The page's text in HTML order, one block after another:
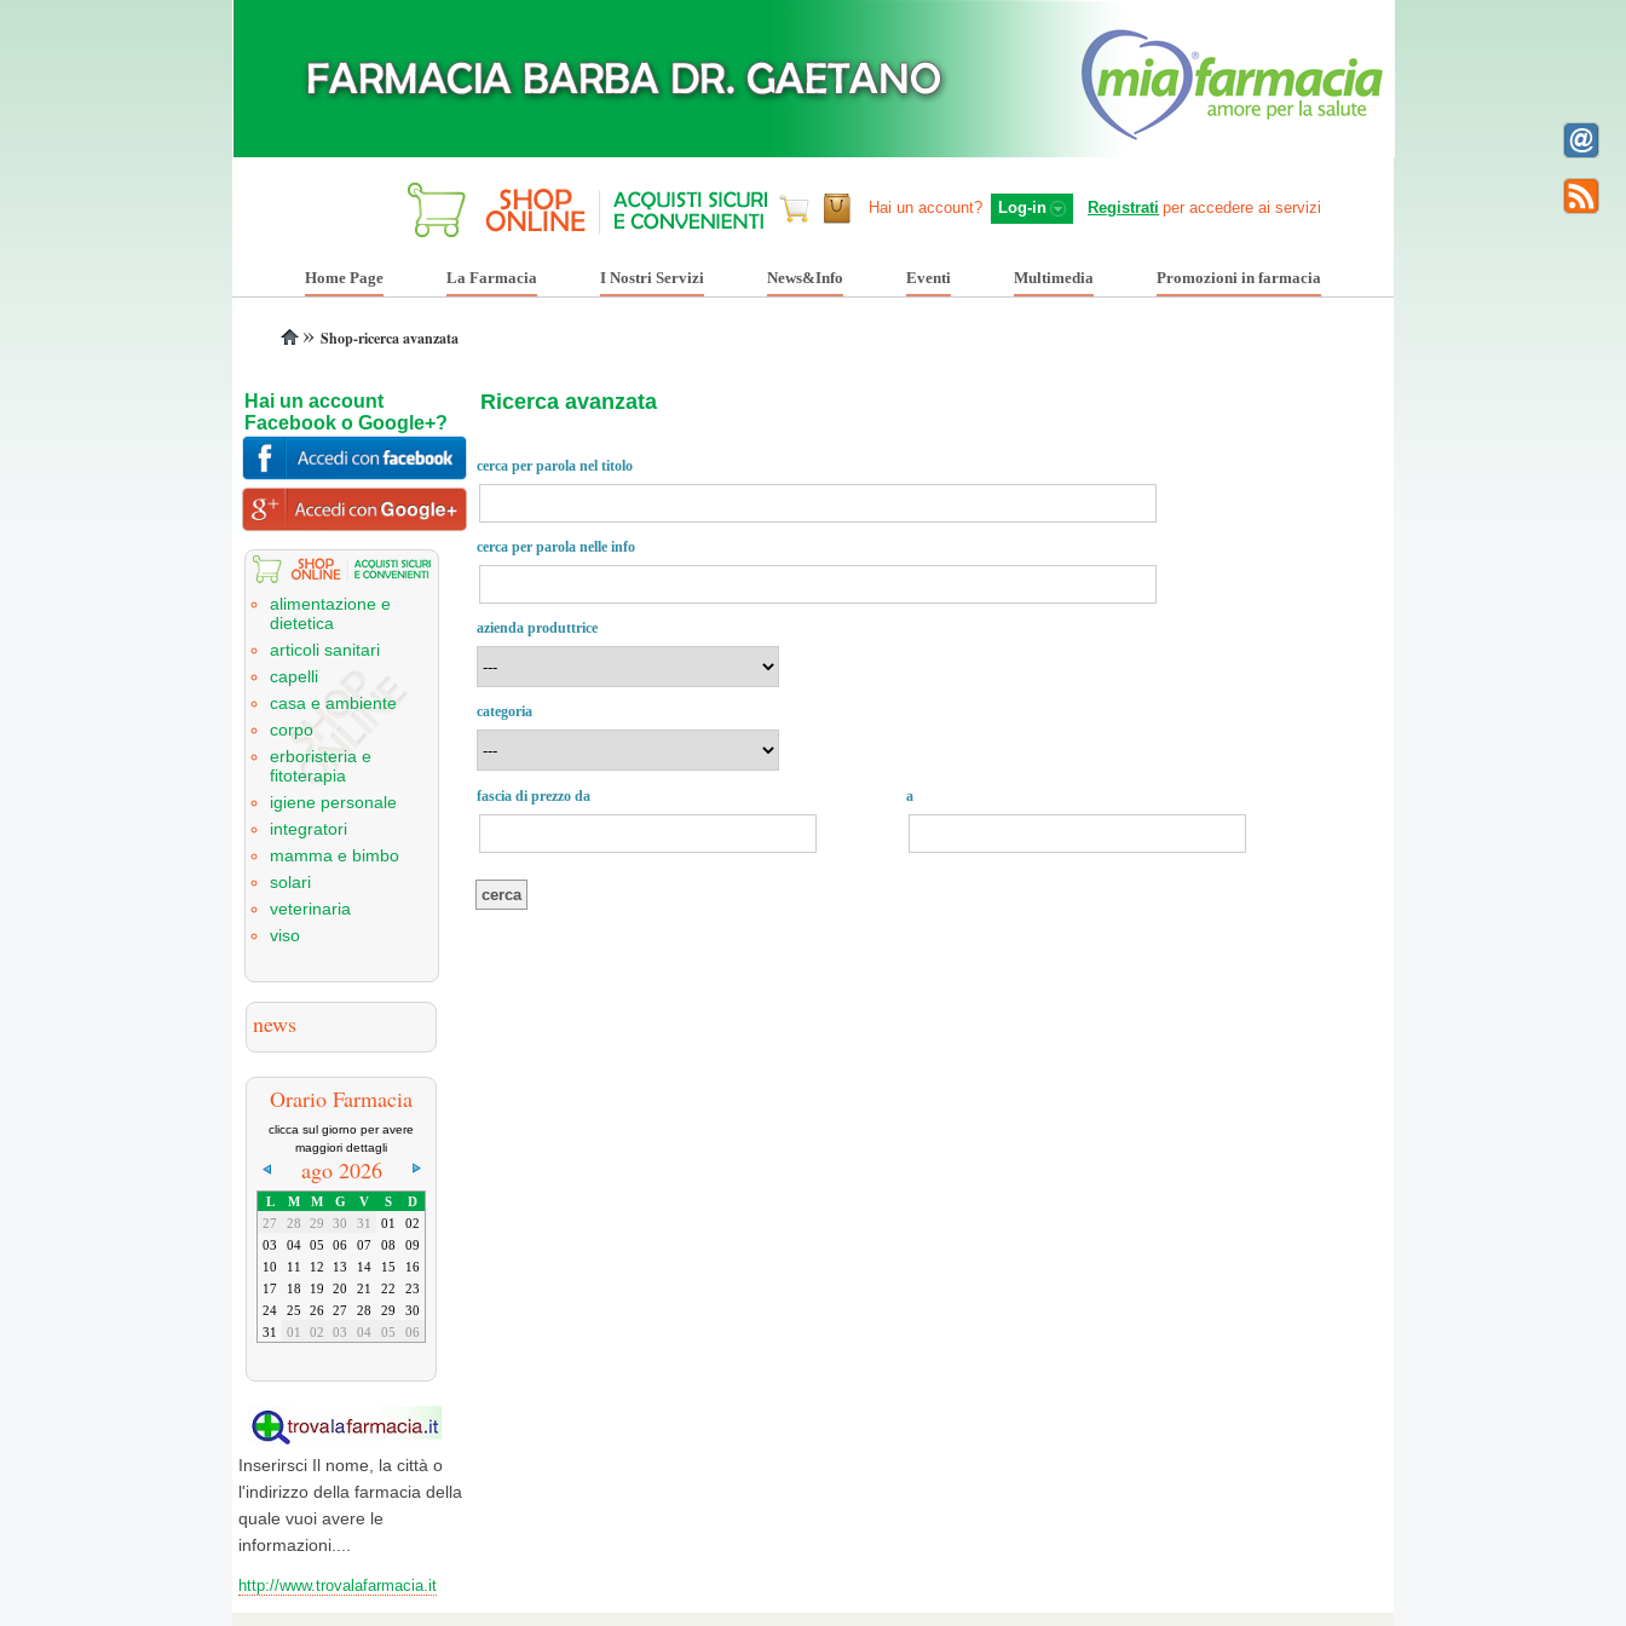
Hai un account
Facebook o Google+?
alimentazione e
dietetica
articoli sanitari
capelli
casa e ambiente
corpo
erboristeria e
fitoterapia
igiene personale
integratori
mamma e bimbo
solari
veterinaria
viso
news
Orario Farmacia
clicca sul giorno per avere
maggiori dettagli
ago 2026
L M M G V S
D
27
28 29 30 31 01
02
03
04 05 06 07 08
09
10
11 12 13 14 15
16
17
18 19 20 21 22
23
24
25 26 27 28 29
30
31
01 02 03 04 05 06
Inserirsci Il nome, la città o
l'indirizzo della farmacia della
quale vuoi avere le
informazioni....
http://www.trovalafarmacia.it
Hai un account? Log-in Registrati per accedere ai servizi
Home Page La Farmacia I Nostri Servizi News&Info Eventi Multimedia Promozioni in farmacia
» Shop-ricerca avanzata
Ricerca avanzata
cerca per parola nel titolo
cerca per parola nelle info
azienda produttrice
categoria
fascia di prezzo da a